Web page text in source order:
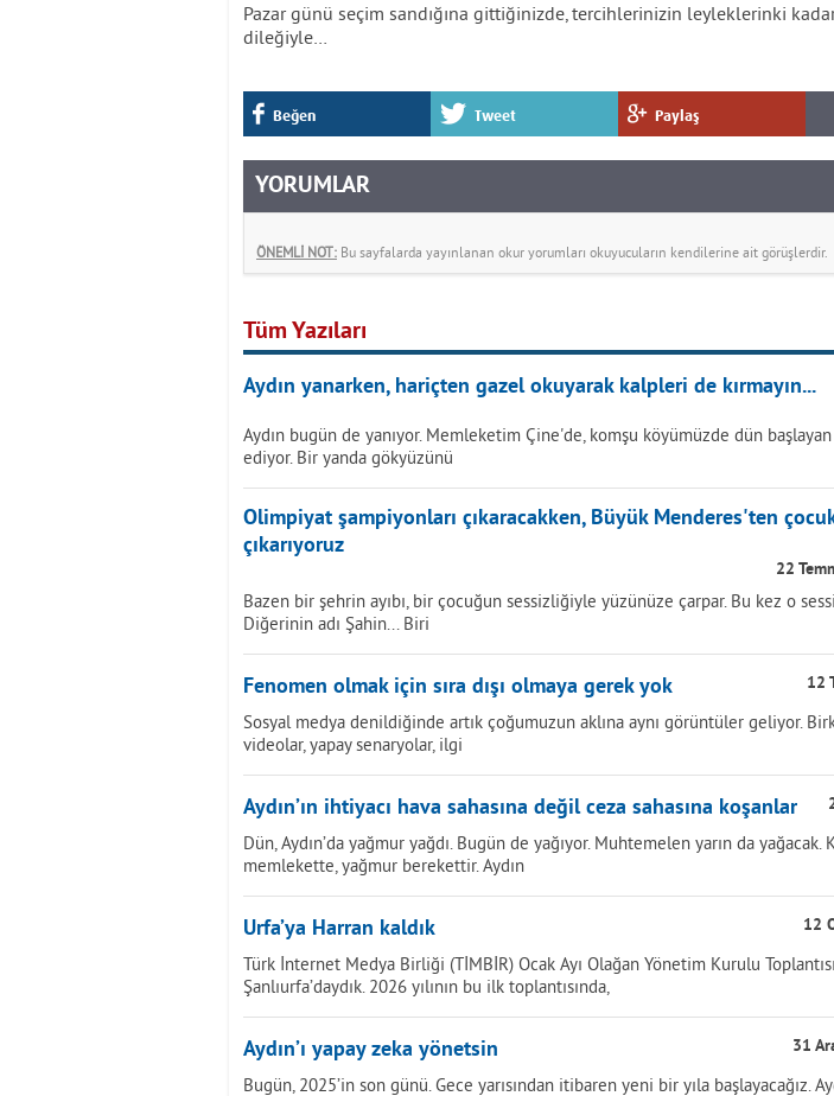
Pazar günü seçim sandığına gittiğinizde, tercihlerinizin leyleklerinki
dileğiyle…
Beğen Tweet Paylaş
YORUMLAR
ÖNEMLİ NOT: Bu sayfalarda yayınlanan okur yorumları okuyucuların kendilerine ait görüşlerdir.
Tüm Yazıları
Aydın yanarken, hariçten gazel okuyarak kalpleri de kırmayın...
Aydın bugün de yanıyor. Memleketim Çine'de, komşu köyümüzde dün
ediyor. Bir yanda gökyüzünü
Olimpiyat şampiyonları çıkaracakken, Büyük Menderes'ten
çıkarıyoruz
22
Bazen bir şehrin ayıbı, bir çocuğun sessizliğiyle yüzünüze çarpar. Bu kez o
Diğerinin adı Şahin... Biri
Fenomen olmak için sıra dışı olmaya gerek yok 12
Sosyal medya denildiğinde artık çoğumuzun aklına aynı görüntüler geliyor.
videolar, yapay senaryolar, ilgi
Aydın’ın ihtiyacı hava sahasına değil ceza sahasına koşanlar
Dün, Aydın’da yağmur yağdı. Bugün de yağıyor. Muhtemelen yarın da
memlekette, yağmur berekettir. Aydın
Urfa’ya Harran kaldık 12
Türk İnternet Medya Birliği (TİMBİR) Ocak Ayı Olağan Yönetim Kurulu
Şanlıurfa’daydık. 2026 yılının bu ilk toplantısında,
Aydın’ı yapay zeka yönetsin 31
Bugün, 2025’in son günü. Gece yarısından itibaren yeni bir yıla başlayacağız.